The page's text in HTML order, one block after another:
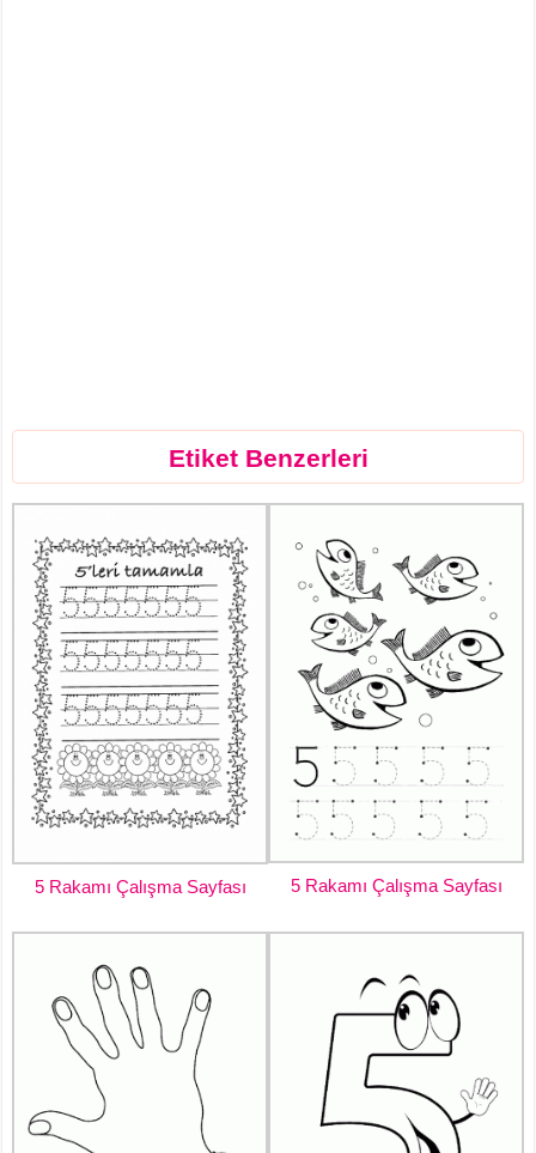
Etiket Benzerleri
5 Rakamı Çalışma Sayfası 5 Rakamı Çalışma Sayfası